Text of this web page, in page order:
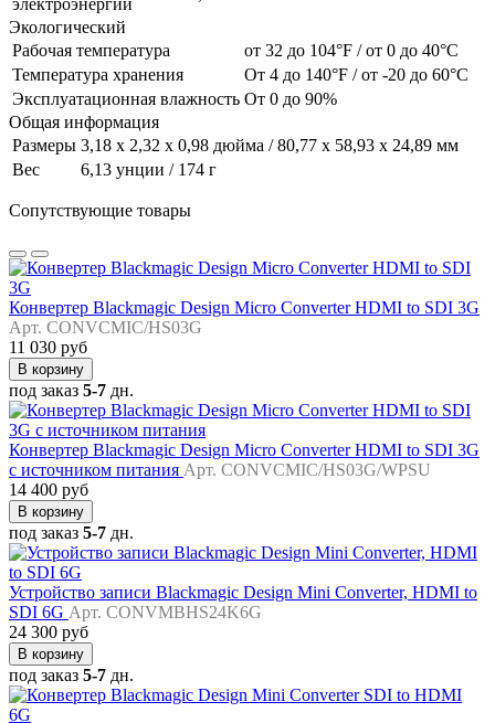
Экологический
Рабочая температура
от 32 до 104°F / от 0 до 40°C
Температура хранения
От 4 до 140°F / от -20 до 60°C
Эксплуатационная влажность От 0 до 90%
Общая информация
Размеры 3,18 х 2,32 х 0,98 дюйма / 80,77 х 58,93 х 24,89 мм
Вес
6,13 унции / 174 г
Сопутствующие товары
Конвертер Blackmagic Design Micro Converter HDMI to SDI 3G
Арт. CONVCMIC/HS03G
11 030 руб
В корзину
под заказ 5-7 дн.
Конвертер Blackmagic Design Micro Converter HDMI to SDI 3G
с источником питания Арт. CONVCMIC/HS03G/WPSU
14 400 руб
В корзину
под заказ 5-7 дн.
Устройство записи Blackmagic Design Mini Converter, HDMI to
SDI 6G Арт. CONVMBHS24K6G
24 300 руб
В корзину
под заказ 5-7 дн.